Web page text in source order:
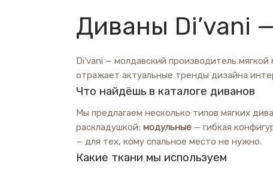
Диваны Di’vani
Di’vani — молдавский производитель
отражает актуальные тренды дизайна
Что найдёшь в каталоге диванов
Мы предлагаем несколько типов мягких
раскладушкой; модульные — гибкая
— для тех, кому спальное место не нужно.
Какие ткани мы используем